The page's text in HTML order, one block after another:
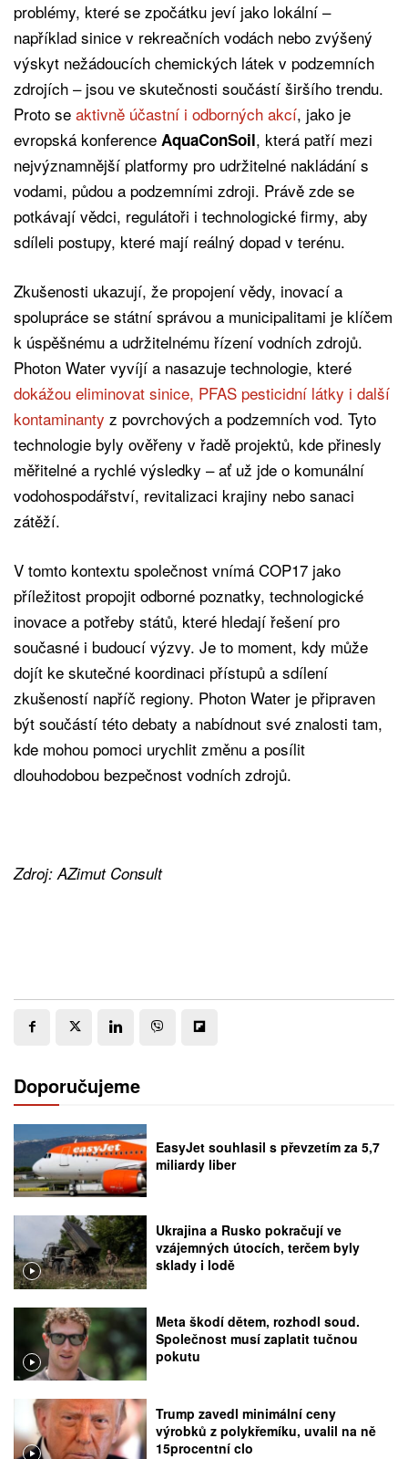
problémy, které se zpočátku jeví jako lokální –
například sinice v rekreačních vodách nebo zvýšený
výskyt nežádoucích chemických látek v podzemních
zdrojích – jsou ve skutečnosti součástí širšího trendu.
Proto se aktivně účastní i odborných akcí, jako je
evropská konference AquaConSoil, která patří mezi
nejvýznamnější platformy pro udržitelné nakládání s
vodami, půdou a podzemními zdroji. Právě zde se
potkávají vědci, regulátoři i technologické firmy, aby
sdíleli postupy, které mají reálný dopad v terénu.
Zkušenosti ukazují, že propojení vědy, inovací a
spolupráce se státní správou a municipalitami je klíčem
k úspěšnému a udržitelnému řízení vodních zdrojů.
Photon Water vyvíjí a nasazuje technologie, které
dokážou eliminovat sinice, PFAS pesticidní látky i další
kontaminanty z povrchových a podzemních vod. Tyto
technologie byly ověřeny v řadě projektů, kde přinesly
měřitelné a rychlé výsledky – ať už jde o komunální
vodohospodářství, revitalizaci krajiny nebo sanaci
zátěží.
V tomto kontextu společnost vnímá COP17 jako
příležitost propojit odborné poznatky, technologické
inovace a potřeby států, které hledají řešení pro
současné i budoucí výzvy. Je to moment, kdy může
dojít ke skutečné koordinaci přístupů a sdílení
zkušeností napříč regiony. Photon Water je připraven
být součástí této debaty a nabídnout své znalosti tam,
kde mohou pomoci urychlit změnu a posílit
dlouhodobou bezpečnost vodních zdrojů.
Zdroj: AZimut Consult
Doporučujeme
EasyJet souhlasil s převzetím za 5,7
miliardy liber
Ukrajina a Rusko pokračují ve
vzájemných útocích, terčem byly
sklady i lodě
Meta škodí dětem, rozhodl soud.
Společnost musí zaplatit tučnou
pokutu
Trump zavedl minimální ceny
výrobků z polykřemíku, uvalil na ně
15procentní clo